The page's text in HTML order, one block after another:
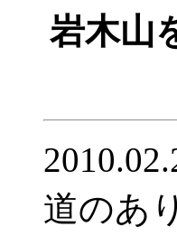
岩木山
道のあ